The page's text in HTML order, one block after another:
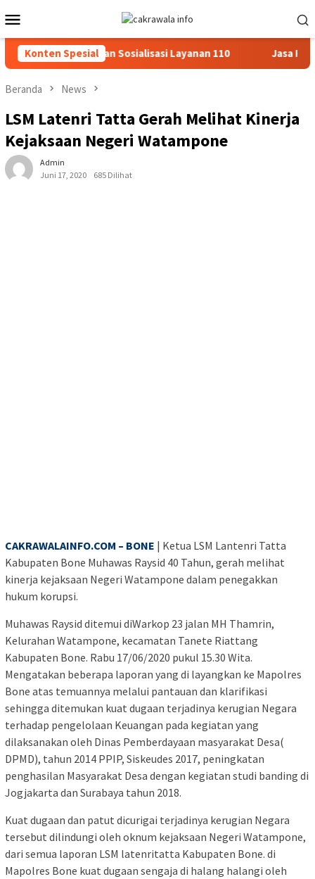
ke
kontenMobile
Konten Spesial
Dialogis dan Sosialisasi Layanan 110 Jasa Raharja
Beranda News
LSM Latenri Tatta Gerah Melihat Kinerja
Kejaksaan Negeri Watampone
Admin
Juni 17, 2020
685 Dilihat
CAKRAWALAINFO.COM – BONE | Ketua LSM Lantenri Tatta
Kabupaten Bone Muhawas Raysid 40 Tahun, gerah melihat
kinerja kejaksaan Negeri Watampone dalam penegakkan
hukum korupsi.
Muhawas Raysid ditemui diWarkop 23 jalan MH Thamrin,
Kelurahan Watampone, kecamatan Tanete Riattang
Kabupaten Bone. Rabu 17/06/2020 pukul 15.30 Wita.
Mengatakan beberapa laporan yang di layangkan ke Mapolres
Bone atas temuannya melalui pantauan dan klarifikasi
sehingga ditemukan kuat dugaan terjadinya kerugian Negara
terhadap pengelolaan Keuangan pada kegiatan yang
dilaksanakan oleh Dinas Pemberdayaan masyarakat Desa(
DPMD), tahun 2014 PPIP, Siskeudes 2017, peningkatan
penghasilan Masyarakat Desa dengan kegiatan studi banding di
Jogjakarta dan Surabaya tahun 2018.
Kuat dugaan dan patut dicurigai terjadinya kerugian Negara
tersebut dilindungi oleh oknum kejaksaan Negeri Watampone,
dari semua laporan LSM latenritatta Kabupaten Bone. di
Mapolres Bone kuat dugaan sengaja di halang halangi oleh